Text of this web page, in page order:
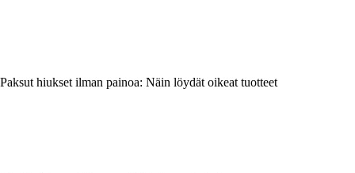
Paksut hiukset ilman painoa: Näin löydät oikeat tuotteet